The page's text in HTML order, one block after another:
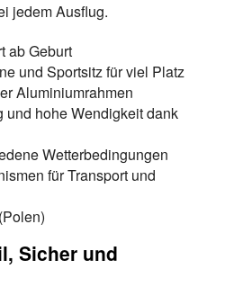
jedem Ausflug.
ab Geburt
und Sportsitz für viel Platz
Aluminiumrahmen
und hohe Wendigkeit dank
Wetterbedingungen
für Transport und
Sicher und